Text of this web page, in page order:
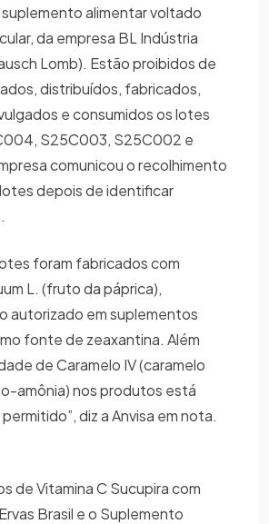
alimentar voltado
da empresa BL Indústria
Lomb). Estão proibidos de
distribuídos, fabricados,
e consumidos os lotes
S25C003, S25C002 e
comunicou o recolhimento
depois de identificar
foram fabricados com
L. (fruto da páprica),
autorizado em suplementos
fonte de zeaxantina. Além
de Caramelo IV (caramelo
amônia) nos produtos está
diz a Anvisa em nota.
de Vitamina C Sucupira com
Brasil e o Suplemento